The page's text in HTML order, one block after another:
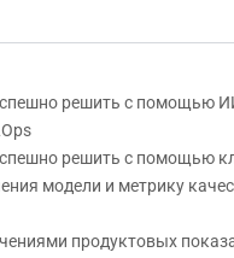
решить с помощью
решить с помощью
модели и метрику
продуктовых